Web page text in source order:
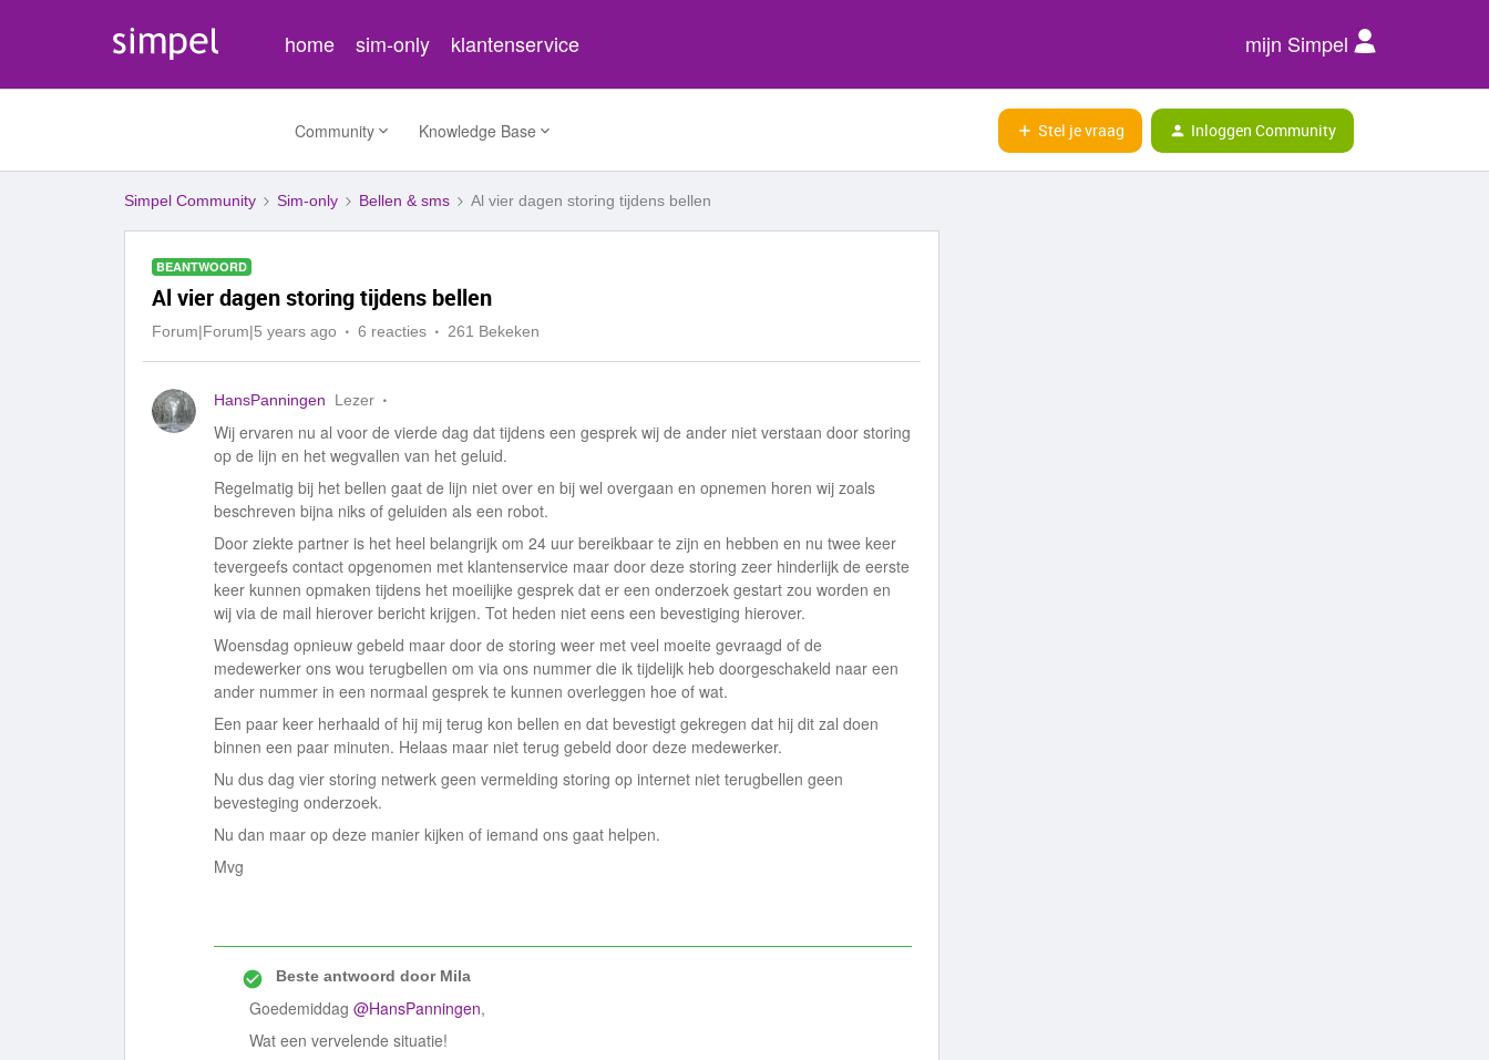
home sim-only klantenservice mijn Simpel
Community Knowledge Base Stel je vraag Inloggen Community
Simpel Community Sim-only Bellen & sms Al vier dagen storing tijdens bellen
BEANTWOORD
Al vier dagen storing tijdens bellen
Forum|Forum|5 years ago 6 reacties 261 Bekeken
HansPanningen Lezer
Wij ervaren nu al voor de vierde dag dat tijdens een gesprek wij de ander niet verstaan door storing
op de lijn en het wegvallen van het geluid.
Regelmatig bij het bellen gaat de lijn niet over en bij wel overgaan en opnemen horen wij zoals
beschreven bijna niks of geluiden als een robot.
Door ziekte partner is het heel belangrijk om 24 uur bereikbaar te zijn en hebben en nu twee keer
tevergeefs contact opgenomen met klantenservice maar door deze storing zeer hinderlijk de eerste
keer kunnen opmaken tijdens het moeilijke gesprek dat er een onderzoek gestart zou worden en
wij via de mail hierover bericht krijgen. Tot heden niet eens een bevestiging hierover.
Woensdag opnieuw gebeld maar door de storing weer met veel moeite gevraagd of de
medewerker ons wou terugbellen om via ons nummer die ik tijdelijk heb doorgeschakeld naar een
ander nummer in een normaal gesprek te kunnen overleggen hoe of wat.
Een paar keer herhaald of hij mij terug kon bellen en dat bevestigt gekregen dat hij dit zal doen
binnen een paar minuten. Helaas maar niet terug gebeld door deze medewerker.
Nu dus dag vier storing netwerk geen vermelding storing op internet niet terugbellen geen
bevesteging onderzoek.
Nu dan maar op deze manier kijken of iemand ons gaat helpen.
Mvg
Beste antwoord doorMila
Goedemiddag @HansPanningen,
Wat een vervelende situatie!